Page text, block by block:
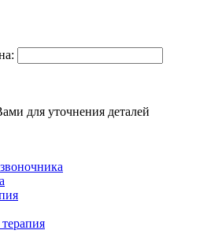
для уточнения деталей